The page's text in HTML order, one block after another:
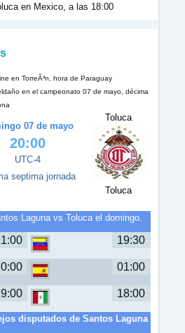
en Mexico, a las 18:00
en TorreÃ³n, hora de Paraguay
en el campeonato 07 de mayo, décima
07 de mayo
20:00
UTC-4
septima jornada
Toluca
Toluca
Laguna vs Toluca el domingo.
19:30
01:00
18:00
disputados de Santos Laguna